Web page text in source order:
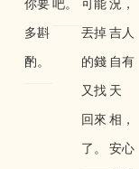
你要
多斟
酌。
吧。
可能
丟掉
的錢
又找
回來
了。
況，
吉人
自有
天
相，
安心